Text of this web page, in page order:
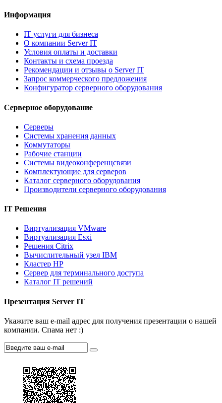
Информация
IT услуги для бизнеса
О компании Server IT
Условия оплаты и доставки
Контакты и схема проезда
Рекомендации и отзывы о Server IT
Запрос коммерческого предложения
Конфигуратор серверного оборудования
Серверное оборудование
Серверы
Системы хранения данных
Коммутаторы
Рабочие станции
Системы видеоконференцсвязи
Комплектующие для серверов
Каталог серверного оборудования
Производители серверного оборудования
IT Решения
Виртуализация VMware
Виртуализация Esxi
Решения Citrix
Вычислительный узел IBM
Кластер HP
Сервер для терминального доступа
Каталог IT решений
Презентация Server IT
Укажите ваш e-mail адрес для получения презентации о нашей
компании. Спама нет :)